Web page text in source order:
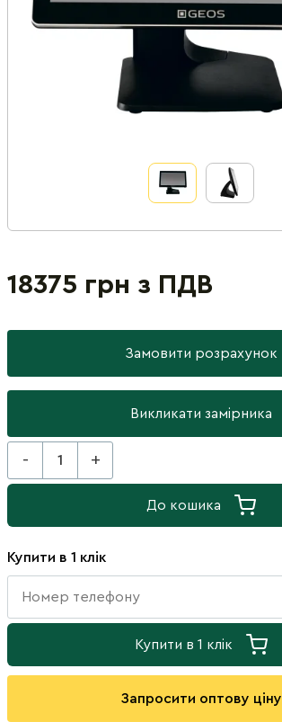
18375 грн з ПДВ
Замовити розрахунок
Викликати замірника
- +
До кошика
Купити в 1 клік
Купити в 1 клік
Запросити оптову ціну